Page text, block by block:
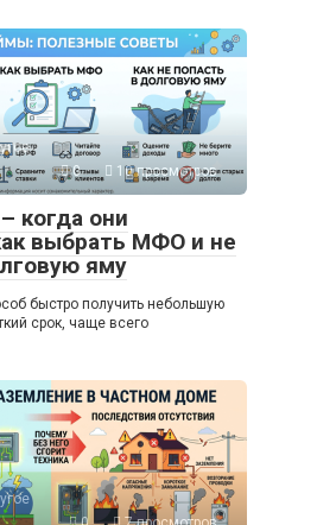
0
10 просмотров
когда они
выбрать МФО и не
яму
быстро получить небольшую
срок, чаще всего